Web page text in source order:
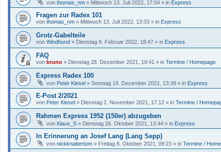
von thomas_nm » Mittwoch 13. Juli 2022, 17:04 » in Express
Fragen zur Radex 101
von thomas_nm » Mittwoch 13. Juli 2022, 13:33 » in Express
Grotz-Gabelteile
von Windhund » Dienstag 8. Februar 2022, 18:47 » in Express
FAQ
von bruno » Dienstag 28. Dezember 2021, 19:41 » in Termine / Homepage
Express Radex 100
von Peter Klesel » Sonntag 19. Dezember 2021, 13:39 » in Express
E-Post 2/2021
von Peter Klesel » Dienstag 2. November 2021, 17:12 » in Termine /
Rahmen Express 1952 (150er) abzugeben
von Klaus_S » Dienstag 26. Oktober 2021, 13:44 » in Express
In Erinnerung an Josef Lang (Lang Sepp)
von nickknattertom » Freitag 8. Oktober 2021, 09:23 » in Termine /